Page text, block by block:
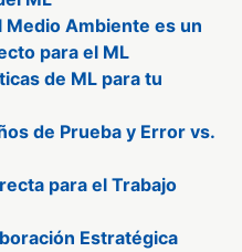
Medio Ambiente es un
para el ML
de ML para tu
de Prueba y Error vs.
para el Trabajo
Estratégica